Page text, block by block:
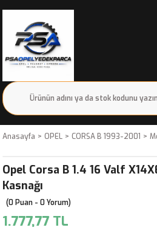
Anasayfa OPEL CORSA B 1993-2001
Opel Corsa B 1.4 16 Valf
Kasnağı
(0 Puan - 0 Yorum)
1.777,77 TL